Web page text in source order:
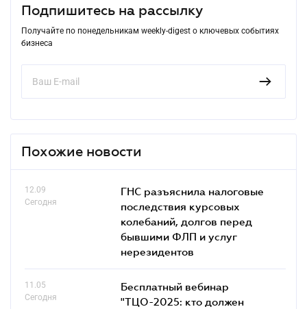
Подпишитесь на рассылку
Получайте по понедельникам weekly-digest о ключевых событиях
бизнеса
Похожие новости
12.09
Сегодня
ГНС разъяснила налоговые
последствия курсовых
колебаний, долгов перед
бывшими ФЛП и услуг
нерезидентов
11.05
Сегодня
Бесплатный вебинар
"ТЦО-2025: кто должен